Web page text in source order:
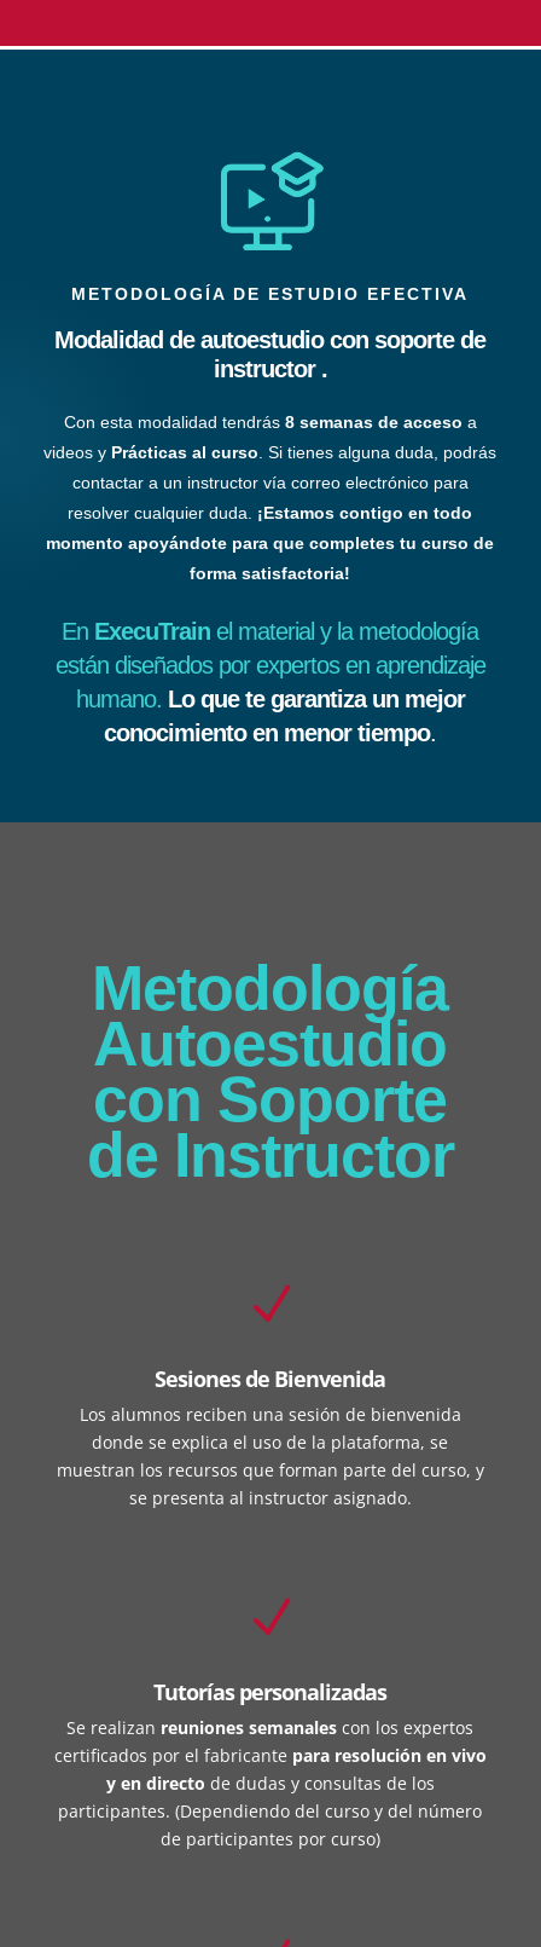
METODOLOGÍA DE ESTUDIO EFECTIVA
Modalidad de autoestudio con soporte de
instructor .
Con esta modalidad tendrás8 semanas de acceso a
videos y Prácticas al curso. Si tienes alguna duda, podrás
contactar a un instructor vía correo electrónico para
resolver cualquier duda. ¡Estamos contigo en todo
momento apoyándote para que completes tu curso de
forma satisfactoria!
En ExecuTrain el material y la metodología
están diseñados por expertos en aprendizaje
humano. Lo que te garantiza un mejor
conocimiento en menor tiempo.
Metodología
Autoestudio
con Soporte
de Instructor
N
Sesiones de Bienvenida
Los alumnos reciben una sesión de bienvenida
donde se explica el uso de la plataforma, se
muestran los recursos que forman parte del curso, y
se presenta al instructor asignado.
N
Tutorías personalizadas
Se realizan reuniones semanales con los expertos
certificados por el fabricante para resolución en vivo
y en directo de dudas y consultas de los
participantes. (Dependiendo del curso y del número
de participantes por curso)